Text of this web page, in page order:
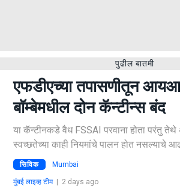
पुढील बातमी
एफडीएच्या तपासणीतून
बॉम्बेमधील दोन कॅन्टीन्स बंद
या कॅन्टीनकडे वैध FSSAI परवाना होता परंतु तेथे
स्वच्छतेच्या काही नियमांचे पालन होत नसल्याचे
सिविक Mumbai
मुंबई लाइव्ह टीम| 2 days ago